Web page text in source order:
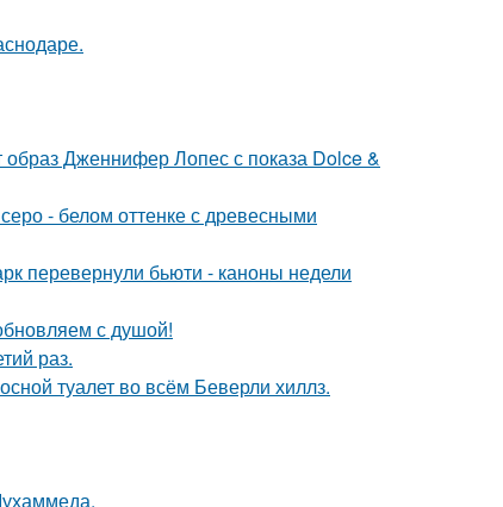
образ Дженнифер Лопес с показа Dolce &
- белом оттенке с древесными
перевернули бьюти - каноны недели
с душой!
раз.
туалет во всём Беверли хиллз.